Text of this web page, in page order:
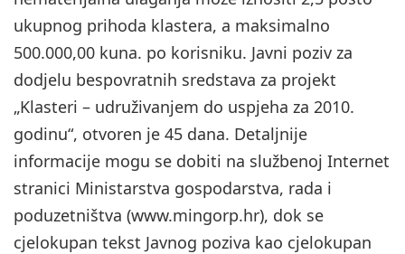
ukupnog prihoda klastera, a maksimalno
500.000,00 kuna. po korisniku. Javni poziv za
dodjelu bespovratnih sredstava za projekt
„Klasteri – udruživanjem do uspjeha za 2010.
godinu“, otvoren je 45 dana. Detaljnije
informacije mogu se dobiti na službenoj Internet
stranici Ministarstva gospodarstva, rada i
poduzetništva (www.mingorp.hr), dok se
cjelokupan tekst Javnog poziva kao cjelokupan